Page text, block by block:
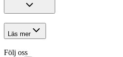
Läs mer
Följ oss